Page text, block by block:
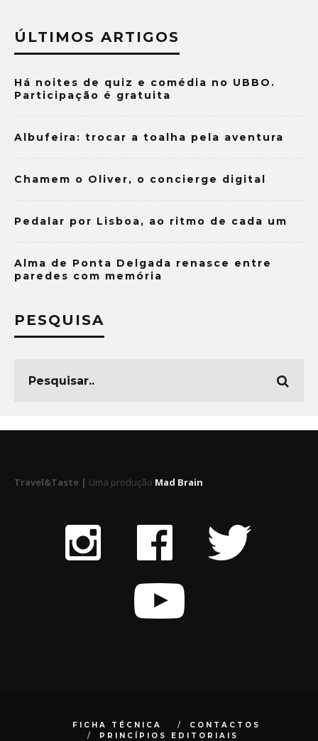
ÚLTIMOS ARTIGOS
Há noites de quiz e comédia no UBBO.
Participação é gratuita
Albufeira: trocar a toalha pela aventura
Chamem o Oliver, o concierge digital
Pedalar por Lisboa, ao ritmo de cada um
Alma de Ponta Delgada renasce entre
paredes com memória
PESQUISA
Travel&Taste | Uma produção Mad Brain
FICHA TÉCNICA
CONTACTOS
PRINCÍPIOS EDITORIAIS